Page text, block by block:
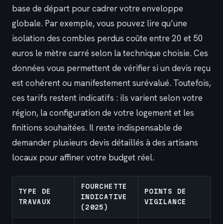
base de départ pour cadrer votre enveloppe
globale. Par exemple, vous pouvez lire qu’une
isolation des combles perdus coûte entre 20 et 50
euros le mètre carré selon la technique choisie. Ces
données vous permettent de vérifier si un devis reçu
est cohérent ou manifestement surévalué. Toutefois,
ces tarifs restent indicatifs : ils varient selon votre
région, la configuration de votre logement et les
finitions souhaitées. Il reste indispensable de
demander plusieurs devis détaillés à des artisans
locaux pour affiner votre budget réel.
TYPE DE
TRAVAUX
FOURCHETTE
INDICATIVE
(2025)
POINTS DE
VIGILANCE